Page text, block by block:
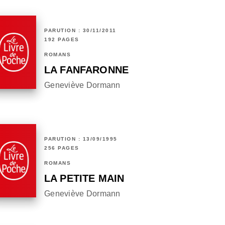
PARUTION : 30/11/2011
192 PAGES
ROMANS
LA FANFARONNE
Geneviève Dormann
PARUTION : 13/09/1995
256 PAGES
ROMANS
LA PETITE MAIN
Geneviève Dormann